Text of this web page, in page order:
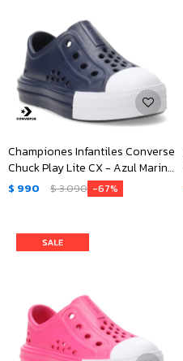
Championes Infantiles Converse
Chuck Play Lite CX - Azul Marino
- Blanco
$ 990 $3.090 67